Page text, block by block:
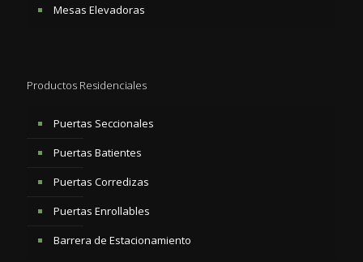
Mesas Elevadoras
Productos Residenciales
Puertas Seccionales
Puertas Batientes
Puertas Corredizas
Puertas Enrollables
Barrera de Estacionamiento